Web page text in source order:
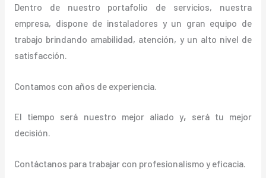
Dentro de nuestro portafolio de servicios, nuestra
empresa, dispone de instaladores y un gran equipo de
trabajo brindando amabilidad, atención, y un alto nivel de
satisfacción.
Contamos con años de experiencia.
El tiempo será nuestro mejor aliado y, será tu mejor
decisión.
Contáctanos para trabajar con profesionalismo y eficacia.